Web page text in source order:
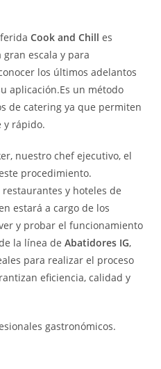
Cook and Chilles
escala y para
los últimos adelantos
aplicación.Es un método
de catering ya que permiten
y rápido.
nuestro chef ejecutivo, el
procedimiento.
y hoteles de
estará a cargo de los
y probar el funcionamiento
la línea deAbatidores IG,
para realizar el proceso
eficiencia, calidad y
gastronómicos.